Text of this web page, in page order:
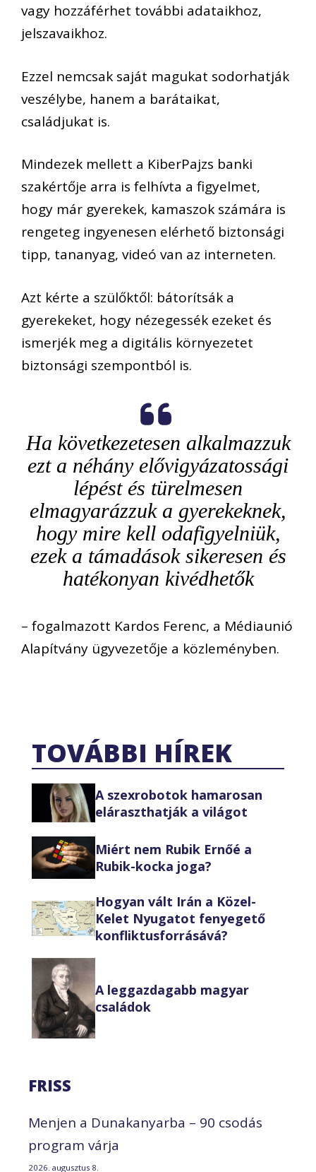
vagy hozzáférhet további adataikhoz,
jelszavaikhoz.
Ezzel nemcsak saját magukat sodorhatják
veszélybe, hanem a barátaikat,
családjukat is.
Mindezek mellett a KiberPajzs banki
szakértője arra is felhívta a figyelmet,
hogy már gyerekek, kamaszok számára is
rengeteg ingyenesen elérhető biztonsági
tipp, tananyag, videó van az interneten.
Azt kérte a szülőktől: bátorítsák a
gyerekeket, hogy nézegessék ezeket és
ismerjék meg a digitális környezetet
biztonsági szempontból is.
Ha következetesen alkalmazzuk
ezt a néhány elővigyázatossági
lépést és türelmesen
elmagyarázzuk a gyerekeknek,
hogy mire kell odafigyelniük,
ezek a támadások sikeresen és
hatékonyan kivédhetők
– fogalmazott Kardos Ferenc, a Médiaunió
Alapítvány ügyvezetője a közleményben.
TOVÁBBI HÍREK
A szexrobotok hamarosan
eláraszthatják a világot
Miért nem Rubik Ernőé a
Rubik-kocka joga?
Hogyan vált Irán a Közel-
Kelet Nyugatot fenyegető
konfliktusforrásává?
A leggazdagabb magyar
családok
FRISS
Menjen a Dunakanyarba – 90 csodás
program várja
2026. augusztus 8.